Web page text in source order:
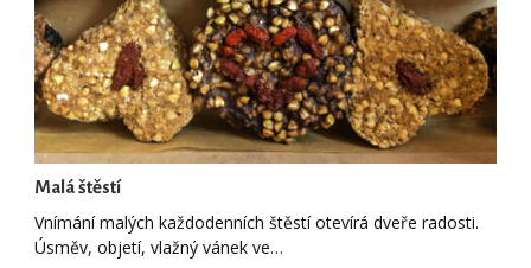
Malá štěstí
Vnímání malých každodenních štěstí otevírá dveře radosti.
Úsměv, objetí, vlažný vánek ve…